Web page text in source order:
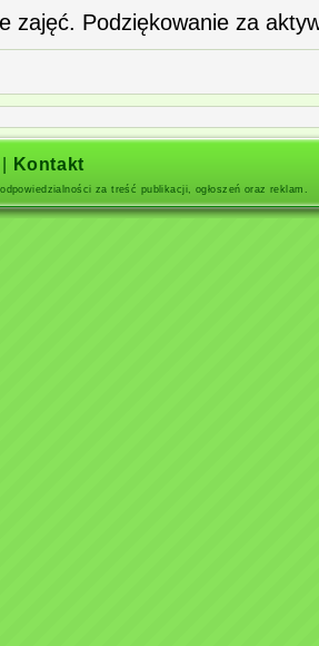
zajęć. Podziękowanie za
Kontakt
za treść publikacji, ogłoszeń oraz reklam.